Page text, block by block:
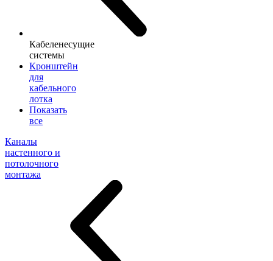
Кабеленесущие
системы
Кронштейн
для
кабельного
лотка
Показать
все
Каналы
настенного и
потолочного
монтажа